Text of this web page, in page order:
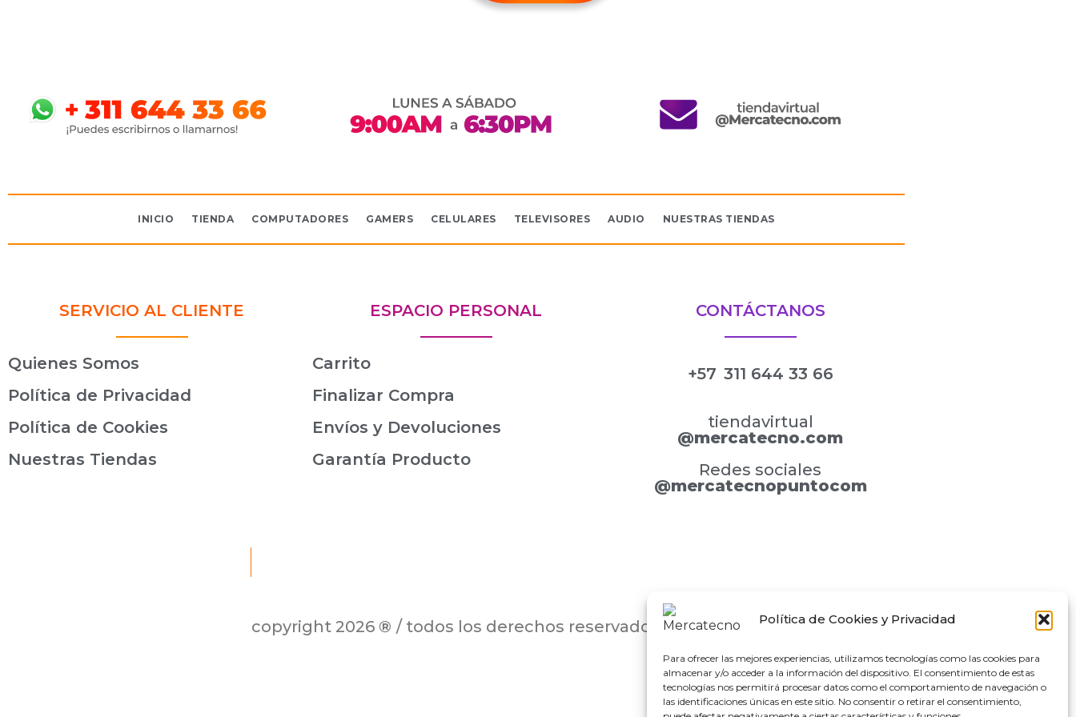
Política de Cookies y Privacidad
Para ofrecer las mejores experiencias, utilizamos tecnologías como las cookies para
almacenar y/o acceder a la información del dispositivo. El consentimiento de estas
tecnologías nos permitirá procesar datos como el comportamiento de navegación o
las identificaciones únicas en este sitio. No consentir o retirar el consentimiento,
INICIO TIENDA COMPUTADORES GAMERS CELULARES TELEVISORES AUDIO NUESTRAS TIENDAS
SERVICIO AL CLIENTE
Quienes Somos
Política de Privacidad
Política de Cookies
Nuestras Tiendas
ESPACIO PERSONAL
Carrito
Finalizar Compra
Envíos y Devoluciones
Garantía Producto
CONTÁCTANOS
+57 311 644 33 66
tiendavirtual
@mercatecno.com
Redes sociales
@mercatecnopuntocom
copyright 2026 ® / todos los derechos reservados / mercatecno.com